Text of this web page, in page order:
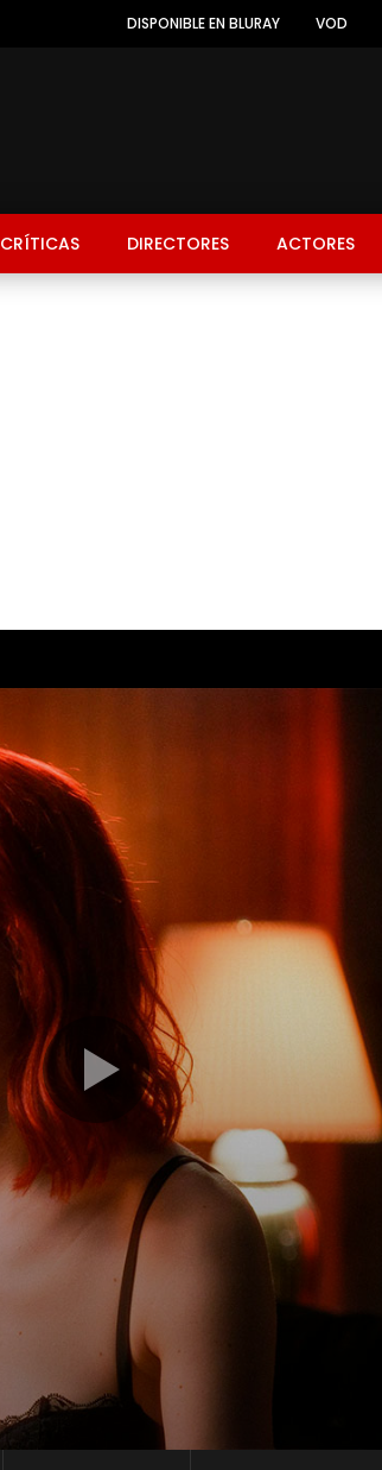
DISPONIBLE EN BLURAY VOD
CRÍTICAS DIRECTORES ACTORES